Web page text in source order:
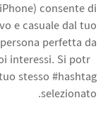
consente di
e casuale dal tuo
perfetta da
interessi. Si potrà
stesso #hashtag
selezionato.